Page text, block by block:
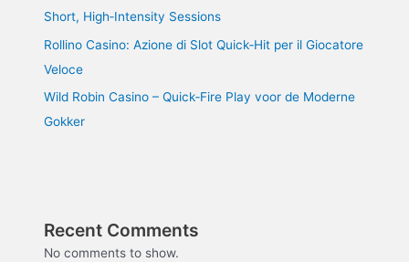
Short, High‑Intensity Sessions
Rollino Casino: Azione di Slot Quick‑Hit per il Giocatore
Veloce
Wild Robin Casino – Quick‑Fire Play voor de Moderne
Gokker
Recent Comments
No comments to show.